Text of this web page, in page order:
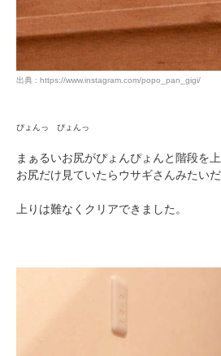
出典 : https://www.instagram.com/popo_pan_gigi/
ぴょんっ ぴょんっ
まぁるいお尻がぴょんぴょんと階段を上
お尻だけ見ていたらウサギさんみたいだ
上りは難なくクリアできました。